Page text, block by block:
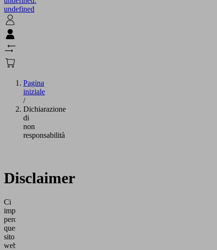
undefined
Pagina
iniziale
/
Dichiarazione
di
non
responsabilità
Disclaimer
Ci
impegniamo
perché
questo
sito
web